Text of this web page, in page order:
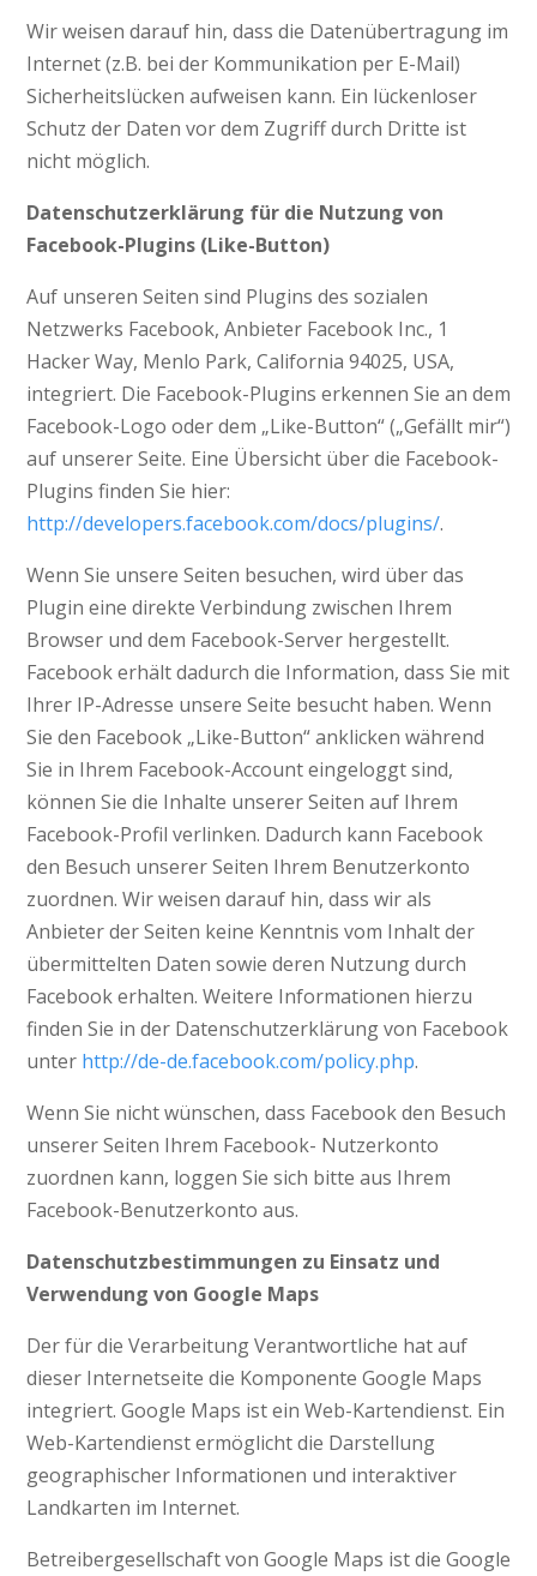
Wir weisen darauf hin, dass die Datenübertragung im
Internet (z.B. bei der Kommunikation per E-Mail)
Sicherheitslücken aufweisen kann. Ein lückenloser
Schutz der Daten vor dem Zugriff durch Dritte ist
nicht möglich.
Datenschutzerklärung für die Nutzung von
Facebook-Plugins (Like-Button)
Auf unseren Seiten sind Plugins des sozialen
Netzwerks Facebook, Anbieter Facebook Inc., 1
Hacker Way, Menlo Park, California 94025, USA,
integriert. Die Facebook-Plugins erkennen Sie an dem
Facebook-Logo oder dem „Like-Button“ („Gefällt mir“)
auf unserer Seite. Eine Übersicht über die Facebook-
Plugins finden Sie hier:
http://developers.facebook.com/docs/plugins/.
Wenn Sie unsere Seiten besuchen, wird über das
Plugin eine direkte Verbindung zwischen Ihrem
Browser und dem Facebook-Server hergestellt.
Facebook erhält dadurch die Information, dass Sie mit
Ihrer IP-Adresse unsere Seite besucht haben. Wenn
Sie den Facebook „Like-Button“ anklicken während
Sie in Ihrem Facebook-Account eingeloggt sind,
können Sie die Inhalte unserer Seiten auf Ihrem
Facebook-Profil verlinken. Dadurch kann Facebook
den Besuch unserer Seiten Ihrem Benutzerkonto
zuordnen. Wir weisen darauf hin, dass wir als
Anbieter der Seiten keine Kenntnis vom Inhalt der
übermittelten Daten sowie deren Nutzung durch
Facebook erhalten. Weitere Informationen hierzu
finden Sie in der Datenschutzerklärung von Facebook
unter http://de-de.facebook.com/policy.php.
Wenn Sie nicht wünschen, dass Facebook den Besuch
unserer Seiten Ihrem Facebook- Nutzerkonto
zuordnen kann, loggen Sie sich bitte aus Ihrem
Facebook-Benutzerkonto aus.
Datenschutzbestimmungen zu Einsatz und
Verwendung von Google Maps
Der für die Verarbeitung Verantwortliche hat auf
dieser Internetseite die Komponente Google Maps
integriert. Google Maps ist ein Web-Kartendienst. Ein
Web-Kartendienst ermöglicht die Darstellung
geographischer Informationen und interaktiver
Landkarten im Internet.
Betreibergesellschaft von Google Maps ist die Google